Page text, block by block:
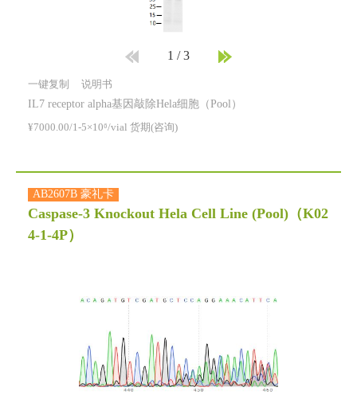
1 /3
一键复制 说明书
IL7 receptor alpha基因敲除Hela细胞（Pool）
¥7000.00/1-5×10⁶/vial 货期(咨询)
AB2607B 豪礼卡
Caspase-3 Knockout Hela Cell Line (Pool) （K02
4-1-4P）